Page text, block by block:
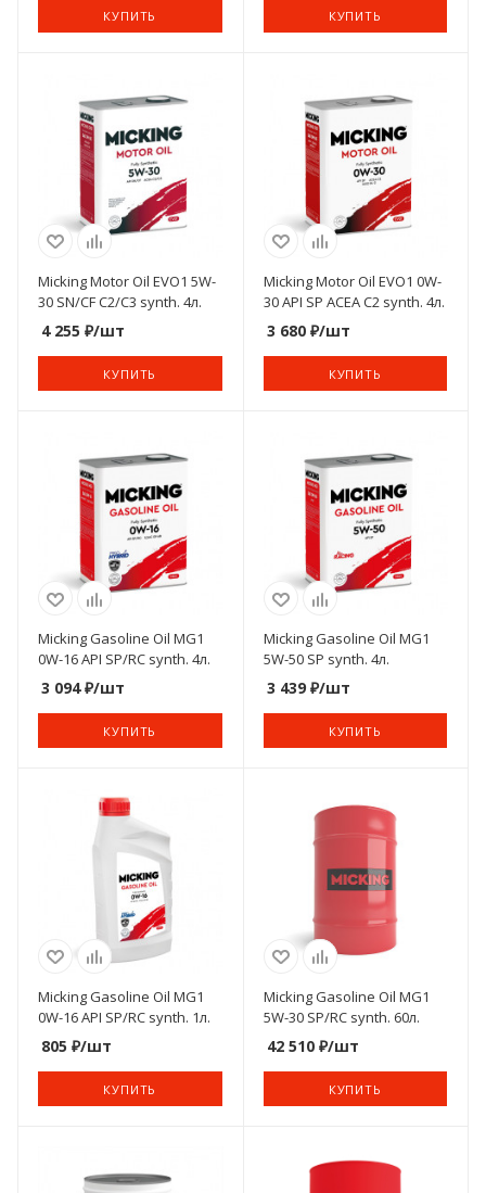
КУПИТЬ КУПИТЬ
Micking Motor Oil EVO1 5W-
30 SN/CF C2/C3 synth. 4л.
4 255 ₽/шт
КУПИТЬ
Micking Motor Oil EVO1 0W-
30 API SP ACEA C2 synth. 4л.
3 680₽/шт
КУПИТЬ
Micking Gasoline Oil MG1
0W-16 API SP/RC synth. 4л.
3 094₽/шт
КУПИТЬ
Micking Gasoline Oil MG1
5W-50 SP synth. 4л.
3 439₽/шт
КУПИТЬ
Micking Gasoline Oil MG1
0W-16 API SP/RC synth. 1л.
805 ₽/шт
КУПИТЬ
Micking Gasoline Oil MG1
5W-30 SP/RC synth. 60л.
42 510₽/шт
КУПИТЬ